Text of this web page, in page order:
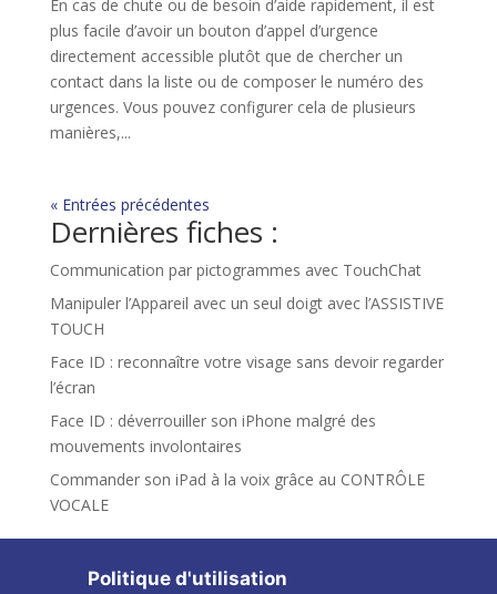
En cas de chute ou de besoin d’aide rapidement, il est
plus facile d’avoir un bouton d’appel d’urgence
directement accessible plutôt que de chercher un
contact dans la liste ou de composer le numéro des
urgences. Vous pouvez configurer cela de plusieurs
manières,...
« Entrées précédentes
Dernières fiches :
Communication par pictogrammes avec TouchChat
Manipuler l’Appareil avec un seul doigt avec l’ASSISTIVE
TOUCH
Face ID : reconnaître votre visage sans devoir regarder
l’écran
Face ID : déverrouiller son iPhone malgré des
mouvements involontaires
Commander son iPad à la voix grâce au CONTRÔLE
VOCALE
Politique d'utilisation